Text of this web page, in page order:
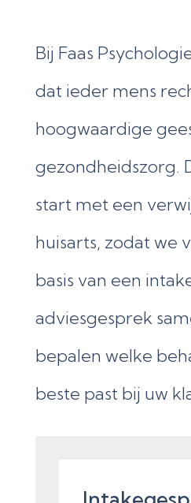
Bij Faas
dat ieder mens
hoogwaardige
gezondheidszorg.
start met een
huisarts, zodat we
basis van een
adviesgesprek
bepalen welke
beste past bij uw